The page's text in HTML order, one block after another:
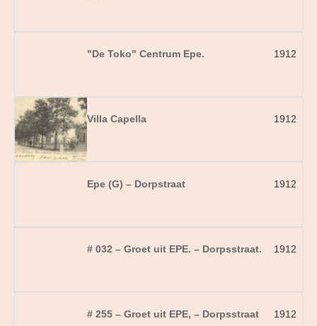
"De Toko" Centrum Epe. 1912
Villa Capella 1912
Epe (G) – Dorpstraat 1912
# 032 – Groet uit EPE. – Dorpsstraat. 1912
# 255 – Groet uit EPE, – Dorpsstraat 1912